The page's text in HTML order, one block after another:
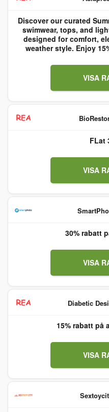
Discover our curated
swimwear, tops, and
designed for comfort,
weather style. Enjoy
VISA
FLat
VISA
30% rabatt
VISA
Diabetic
15% rabatt på
VISA